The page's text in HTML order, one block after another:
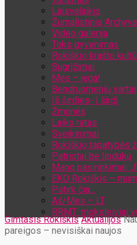
Laisvalaikis
Žurnalistinis
Video galerija
Toks gyvenimas
Rokiškio krašto
Sugrįžimai
Mes – jėga!
Bendruomenių vartai
Iš širdies- į širdį
Žmonės
Laiko ratas
Sveikinimai
Rokiškio tapatybės
Patriotai be lipdukų
Mano pasirinkimai:
EKO Rokiškis –
Patirk čia…
Aš/Mes – LT
RRMT: moksleiviai
Gimtasis Rokiškis Aktualijos
pareigos – nevisiškai naujos